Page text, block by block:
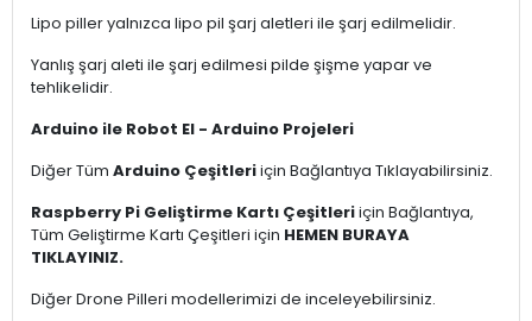
Lipo piller yalnızca lipo pil şarj aletleri ile şarj edilmelidir.
Yanlış şarj aleti ile şarj edilmesi pilde şişme yapar ve
tehlikelidir.
Arduino ile Robot El - Arduino Projeleri
Diğer Tüm Arduino Çeşitleriiçin Bağlantıya Tıklayabilirsiniz.
Raspberry Pi Geliştirme Kartı Çeşitleriiçin Bağlantıya,
Tüm Geliştirme Kartı Çeşitleri için HEMEN BURAYA
TIKLAYINIZ.
Diğer Drone Pilleri modellerimizi de inceleyebilirsiniz.